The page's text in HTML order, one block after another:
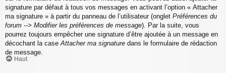
signature par défaut à tous vos messages en activant l’option « Attacher
ma signature » à partir du panneau de l’utilisateur (onglet Préférences du
forum --> Modifier les préférences de message). Par la suite, vous
pourrez toujours empêcher une signature d’être ajoutée à un message en
décochant la case Attacher ma signature dans le formulaire de rédaction
de message.
Haut